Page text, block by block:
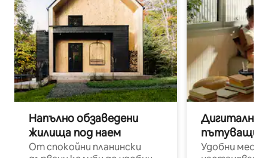
Напълно обзаведени
жилища под наем
От спокойни планински
Дигитални
пътуващи
Удобни